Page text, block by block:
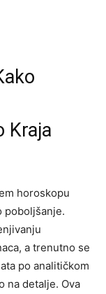
Kraja
horoskopu
poboljšanje.
a trenutno se
po analitičkom
na detalje. Ova